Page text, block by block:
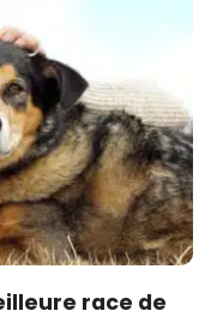
race de